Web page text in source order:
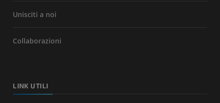
Unisciti a noi
Collaborazioni
LINK UTILI